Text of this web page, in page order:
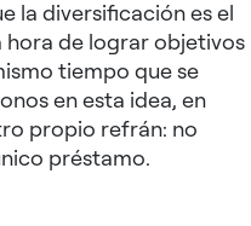
la diversificación es el
hora de lograr objetivos
tiempo que se
en esta idea, en
propio refrán: no
préstamo.